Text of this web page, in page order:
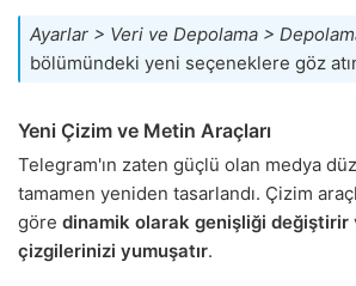
Ayarlar > Veri ve Depolama >
bölümündeki yeni seçeneklere göz
Yeni Çizim ve Metin Araçları
Telegram'ın zaten güçlü olan medya
tamamen yeniden tasarlandı. Çizim
göre dinamik olarak genişliği değiştirir
çizgilerinizi yumuşatır.